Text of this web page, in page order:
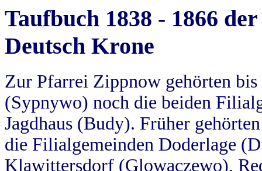
Taufbuch 1838 - 1866
Deutsch Krone
Zur Pfarrei Zippnow gehörten
(Sypnywo) noch die beiden
Jagdhaus (Budy). Früher
die Filialgemeinden Doderlage
Klawittersdorf (Glowaczewo),